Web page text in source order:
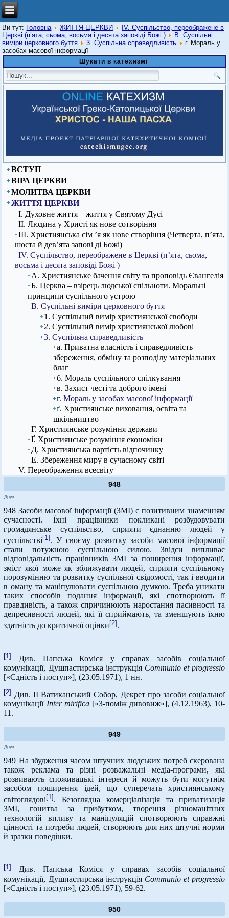
Ви тут: Головна ЖИТТЯ ЦЕРКВИ
IV. Суспільство, переображене в
Церкві (п’ята, сьома, восьма і десята заповіді Божі )
В. Суспільні
виміри церковного буття
3. Суспільна справедливість
г. Мораль у
засобах масової інформації
Шукати в катехизмі
ВСТУП
ВІРА ЦЕРКВИ
МОЛИТВА ЦЕРКВИ
ЖИТТЯ ЦЕРКВИ
І. Духовне життя – життя у Святому Дусі
ІІ. Людина у Христі як нове сотворіння
ІІІ. Християнська сім ’я як нове створіння (Четверта, п’ята,
шоста й дев’ята запові ді Божі)
IV. Суспільство, переображене в Церкві (п’ята, сьома,
восьма і десята заповіді Божі )
А. Християнське бачення світу та проповідь Євангелія
Б. Церква – взірець людської спільноти. Моральні
принципи суспільного устрою
В. Суспільні виміри церковного буття
1. Суспільний вимір християнської свободи
2. Суспільний вимір християнської любові
3. Суспільна справедливість
а. Приватна власність і справедливість
збереження, обміну та розподілу матеріальних
благ
б. Мораль суспільного спілкування
в. Захист честі та доброго імені
г. Мораль у засобах масової інформації
ґ. Християнське виховання, освіта та
шкільництво
Г. Християнське розуміння держави
Ґ. Християнське розуміння економіки
Д. Християнська вартість відпочинку
Е. Збереження миру в сучасному світі
V. Переображення всесвіту
948
Друк
948 Засоби масової інформації (ЗМІ) є позитивним знаменням
сучасності. Їхні працівники покликані розбудовувати
громадянське суспільство, сприяти єднанню людей у
суспільстві [1] . У своєму розвитку засоби масової інформації
стали потужною суспільною силою. Звідси випливає
відповідальність працівників ЗМІ за поширення інформації,
зміст якої може як зближувати людей, сприяти суспільному
порозумінню та розвитку суспільної свідомості, так і вводити
в оману та маніпулювати суспільною думкою. Треба уникати
таких способів подання інформації, які спотворюють її
правдивість, а також спричинюють наростання пасивності та
депресивності людей, які її сприймають, та зменшують їхню
здатність до критичної оцінки[2].
[1]
Див. Папська Коміся у справах засобів соціальної
комунікації, Душпастирська інструкція Communio et progressio
[«Єдність і поступ»], (23.05.1971), 1 нн.
[2] Див. ІІ Ватиканський Собор, Декрет про засоби соціальної
комунікації Inter mirifica[«З-поміж дивовиж»], (4.12.1963), 10-
11.
949
Друк
949 На збудження часом штучних людських потреб скерована
також реклама та різні розважальні медіа-програми, які
розвивають споживацькі інтереси й можуть бути могутнім
засобом поширення ідей, що суперечать християнському
світоглядові [1] . Безоглядна комерціалізація та приватизація
ЗМІ, гонитва за прибутком, творення різноманітних
технологій впливу та маніпуляцій спотворюють справжні
цінності та потреби людей, створюють для них штучні норми
й зразки поведінки.
[1]
Див. Папська Коміся у справах засобів соціальної
комунікації, Душпастирська інструкція Communio et progressio
[«Єдність і поступ»], (23.05.1971), 59-62.
950